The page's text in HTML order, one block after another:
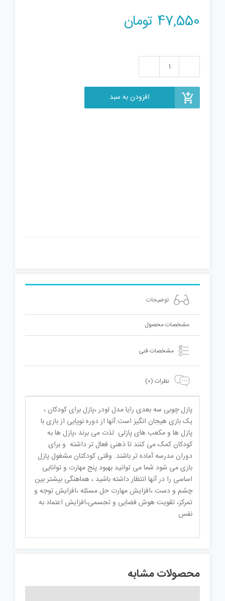
47,550 تومان
پازل
بعدی
افزودن به سبد
توضیحات
مشخصات محصول
مشخصات فنی
نظرات (0)
پازل چوبی سه بعدی رایا مدل لودر ،پازل برای کودکان ،
یک بازی هیجان انگیز است.آنها از دوره نوپایی از بازی با
پازل ها و مکعب های پازلی لذت می برند ،پازل ها به
کودکان کمک می کنند تا ذهنی فعال تر داشته و برای
دوران مدرسه آماده تر باشند. وقتی کودکتان مشغول پازل
بازی می شود شما می توانید بهبود پنج مهارت و توانایی
اساسی را در آنها انتظار داشته باشید ، هماهنگی بیشتر بین
چشم و دست ،افزایش مهارت حل مسئله ،افزایش توجه و
تمرکز، تقویت هوش فضایی و تجسمی،افزایش اعتماد به
نفس
محصولات مشابه